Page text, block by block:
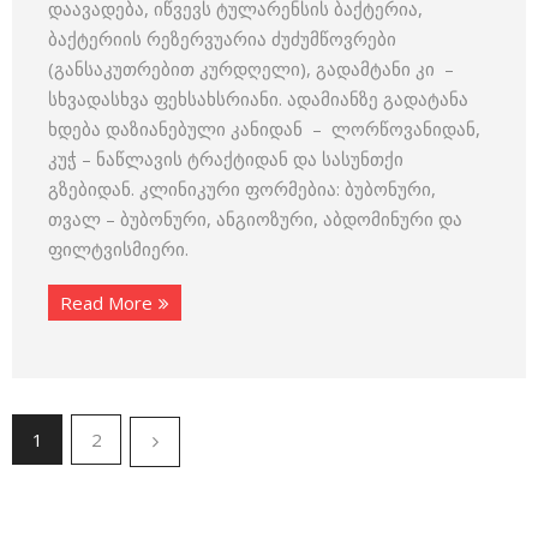
დაავადება, იწვევს ტულარენსის ბაქტერია,
ბაქტერიის რეზერვუარია ძუძუმწოვრები
(განსაკუთრებით კურდღელი), გადამტანი კი –
სხვადასხვა ფეხსახსრიანი. ადამიანზე გადატანა
ხდება დაზიანებული კანიდან – ლორწოვანიდან,
კუჭ – ნაწლავის ტრაქტიდან და სასუნთქი
გზებიდან. კლინიკური ფორმებია: ბუბონური,
თვალ – ბუბონური, ანგიოზური, აბდომინური და
ფილტვისმიერი.
Read More
1 2